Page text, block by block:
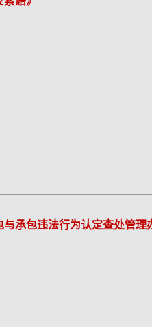
与承包违法行为认定查处管理